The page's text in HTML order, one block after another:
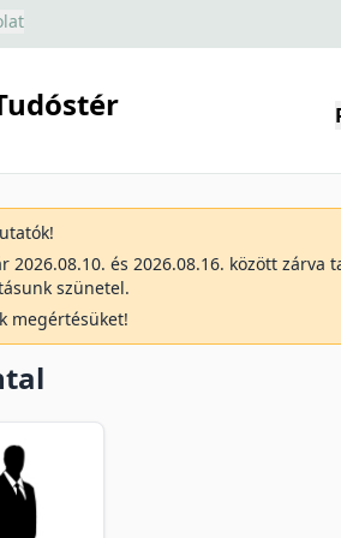
2026.08.10. és 2026.08.16. között
szünetel.
megértésüket!